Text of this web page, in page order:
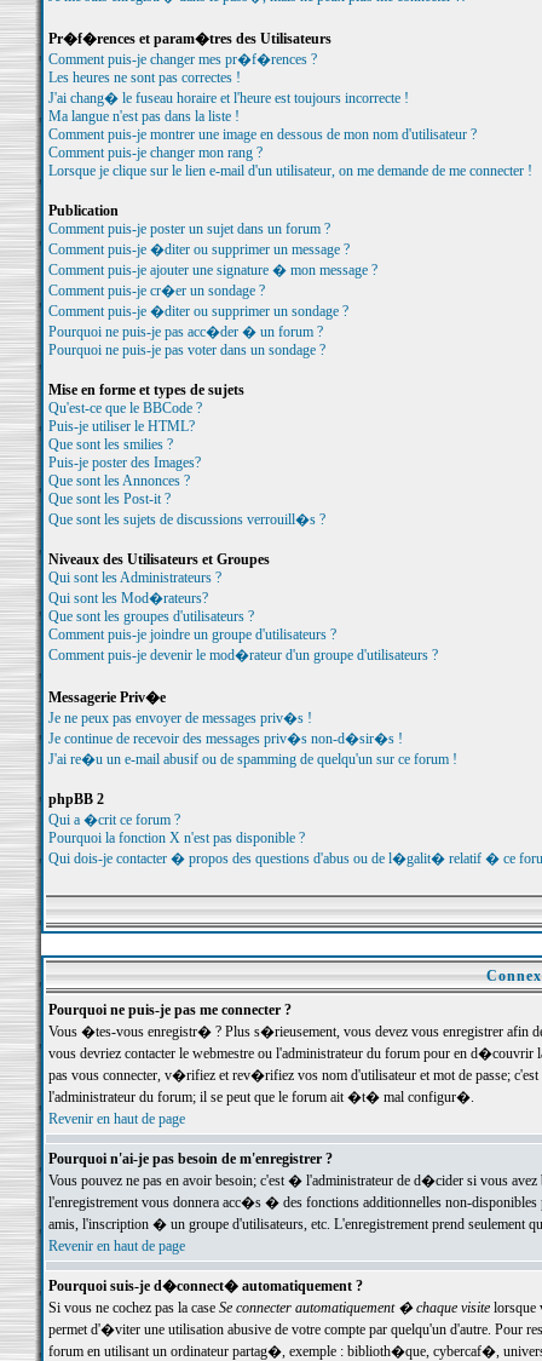
Pr�f�rences et param�tres des Utilisateurs
Comment puis-je changer mes pr�f�rences ?
Les heures ne sont pas correctes !
J'ai chang� le fuseau horaire et l'heure est toujours incorrecte !
Ma langue n'est pas dans la liste !
Comment puis-je montrer une image en dessous de mon nom d'utilisateur ?
Comment puis-je changer mon rang ?
Lorsque je clique sur le lien e-mail d'un utilisateur, on me demande de me connecter !
Publication
Comment puis-je poster un sujet dans un forum ?
Comment puis-je �diter ou supprimer un message ?
Comment puis-je ajouter une signature � mon message ?
Comment puis-je cr�er un sondage ?
Comment puis-je �diter ou supprimer un sondage ?
Pourquoi ne puis-je pas acc�der � un forum ?
Pourquoi ne puis-je pas voter dans un sondage ?
Mise en forme et types de sujets
Qu'est-ce que le BBCode ?
Puis-je utiliser le HTML?
Que sont les smilies ?
Puis-je poster des Images?
Que sont les Annonces ?
Que sont les Post-it ?
Que sont les sujets de discussions verrouill�s ?
Niveaux des Utilisateurs et Groupes
Qui sont les Administrateurs ?
Qui sont les Mod�rateurs?
Que sont les groupes d'utilisateurs ?
Comment puis-je joindre un groupe d'utilisateurs ?
Comment puis-je devenir le mod�rateur d'un groupe d'utilisateurs ?
Messagerie Priv�e
Je ne peux pas envoyer de messages priv�s !
Je continue de recevoir des messages priv�s non-d�sir�s !
J'ai re�u un e-mail abusif ou de spamming de quelqu'un sur ce forum !
phpBB 2
Qui a �crit ce forum ?
Pourquoi la fonction X n'est pas disponible ?
Qui dois-je contacter � propos des questions d'abus ou de l�galit� relatif � ce
Pourquoi ne puis-je pas me connecter ?
Vous �tes-vous enregistr� ? Plus s�rieusement, vous devez vous enregistrer
vous devriez contacter le webmestre ou l'administrateur du forum pour en
pas vous connecter, v�rifiez et rev�rifiez vos nom d'utilisateur et mot de passe;
l'administrateur du forum; il se peut que le forum ait �t� mal configur�.
Revenir en haut de page
Pourquoi n'ai-je pas besoin de m'enregistrer ?
Vous pouvez ne pas en avoir besoin; c'est � l'administrateur de d�cider si vous
l'enregistrement vous donnera acc�s � des fonctions additionnelles non-
amis, l'inscription � un groupe d'utilisateurs, etc. L'enregistrement prend seulement
Revenir en haut de page
Pourquoi suis-je d�connect� automatiquement ?
Si vous ne cochez pas la case Se connecter automatiquement � chaque visitelorsque
permet d'�viter une utilisation abusive de votre compte par quelqu'un d'autre. Pour
forum en utilisant un ordinateur partag�, exemple : biblioth�que, cybercaf�,